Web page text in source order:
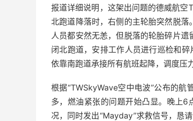
报道详细说明，这架出问题的德威航
北跑道降落时，右侧的主轮胎突然脱
人员都安然无恙，但脱落的轮胎碎片
闭北跑道，安排工作人员进行巡检和
依靠南跑道承接所有航班起降，调度压
根据“TWSkyWave空中电波”公布的
多，燃油紧张的问题开始凸显。晚上
况，同时发出“Mayday”求救信号，恳